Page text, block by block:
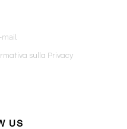
sulla Privacy
US